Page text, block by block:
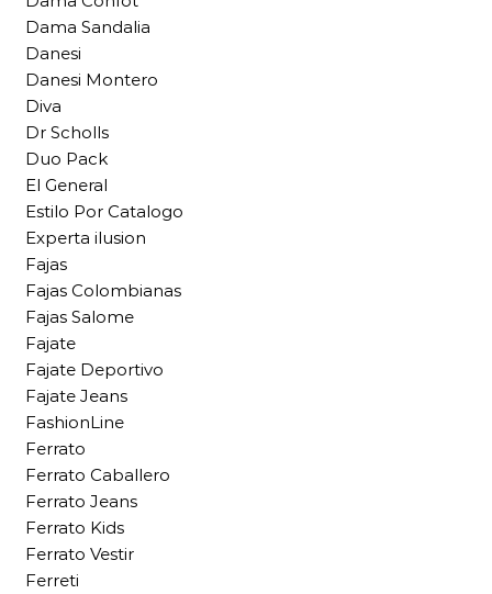
Dama Sandalia
Danesi
Danesi Montero
Diva
Dr Scholls
Duo Pack
El General
Estilo Por Catalogo
Experta ilusion
Fajas
Fajas Colombianas
Fajas Salome
Fajate
Fajate Deportivo
Fajate Jeans
FashionLine
Ferrato
Ferrato Caballero
Ferrato Jeans
Ferrato Kids
Ferrato Vestir
Ferreti